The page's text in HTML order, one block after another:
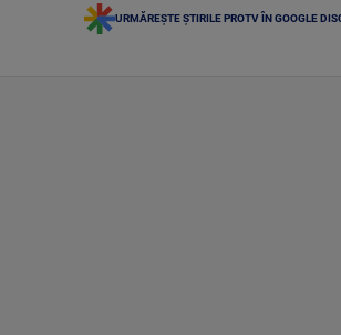
URMĂREȘTE ȘTIRILE PROTV ÎN GOOGLE